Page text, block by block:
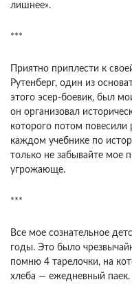
лишнее».
***
Приятно приплести к
Рутенберг, один из
этого эсер-боевик, был
он организовал
которого потом повесили
каждом учебнике по
только не забывайте мое
угрожающе.
***
Все мое сознательное
годы. Это было
помню 4 тарелочки, на
хлеба — ежедневный паек.